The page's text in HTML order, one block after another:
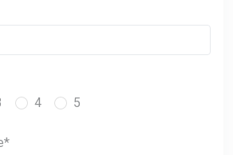
4 5